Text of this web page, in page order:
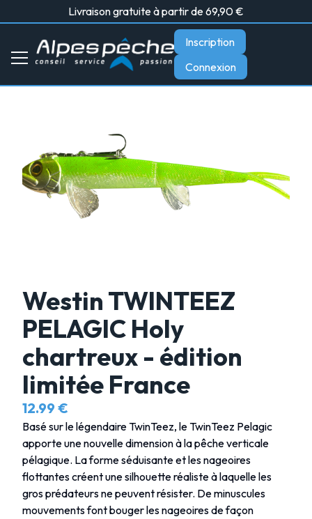
Livraison gratuite à partir de 69,90 €
Inscription
Connexion
Westin TWINTEEZ
PELAGIC Holy
chartreux - édition
limitée France
12.99 €
Basé sur le légendaire TwinTeez, le TwinTeez Pelagic
apporte une nouvelle dimension à la pêche verticale
pélagique. La forme séduisante et les nageoires
flottantes créent une silhouette réaliste à laquelle les
gros prédateurs ne peuvent résister. De minuscules
mouvements font bouger les nageoires de façon